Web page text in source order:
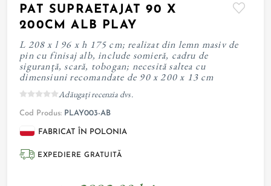
PAT SUPRAETAJAT 90 X
200CM ALB PLAY
L 208 x l 96 x h 175 cm; realizat din lemn masiv de
pin cu finisaj alb, include somieră, cadru de
siguranță, scară, tobogan; necesită saltea cu
dimensiuni recomandate de 90 x 200 x 13 cm
Adăugați recenzia dvs.
Cod Produs: PLAY003-AB
FABRICAT ÎN POLONIA
EXPEDIERE GRATUITĂ